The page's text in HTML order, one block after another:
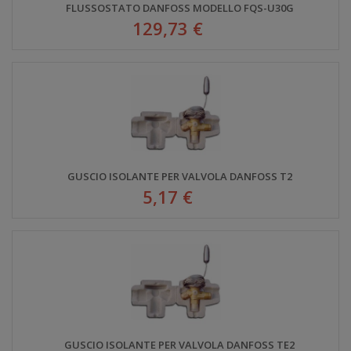
FLUSSOSTATO DANFOSS MODELLO FQS-U30G
129,73 €
GUSCIO ISOLANTE PER VALVOLA DANFOSS T2
5,17 €
GUSCIO ISOLANTE PER VALVOLA DANFOSS TE2